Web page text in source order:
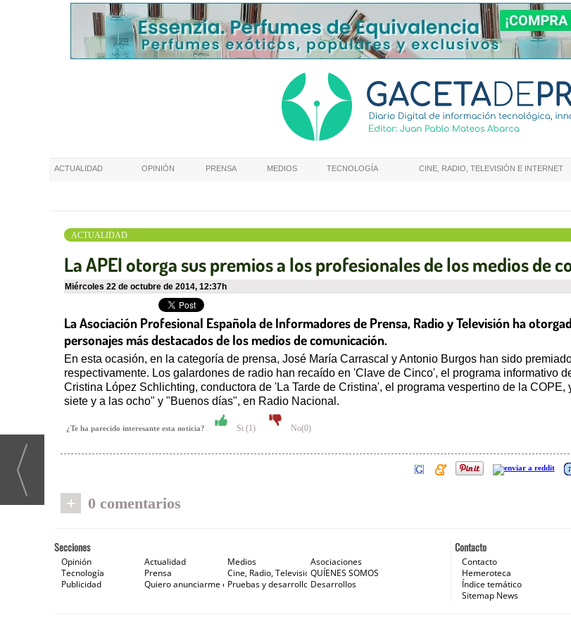
ACTUALIDAD OPINIÓN PRENSA MEDIOS TECNOLOGÍA CINE, RADIO, TELEVISIÓN E INTERNET
ACTUALIDAD
La APEI otorga sus premios a los profesionales de los medios de
miércoles 22 de octubre de 2014, 12:37h
La Asociación Profesional Española de Informadores de Prensa, Radio y Televisión ha
personajes más destacados de los medios de comunicación.
En esta ocasión, en la categoría de prensa, José María Carrascal y Antonio Burgos han sido
respectivamente. Los galardones de radio han recaído en 'Clave de Cinco', el programa informativo
Cristina López Schlichting, conductora de 'La Tarde de Cristina', el programa vespertino de la
siete y a las ocho" y "Buenos días", en Radio Nacional.
¿Te ha parecido interesante esta noticia? Si (1) No(0)
+ 0 comentarios
Contacto
Contacto
Hemeroteca
Índice temático
Sitemap News
Secciones
Opinión Actualidad Medios
Asociaciones
Tecnología
Prensa Cine, Radio, Televisión e Internet
QUÍENES SOMOS
Publicidad
Quiero anunciarme en Gaceta de Prensa
Pruebas y desarrollosDesarrollos